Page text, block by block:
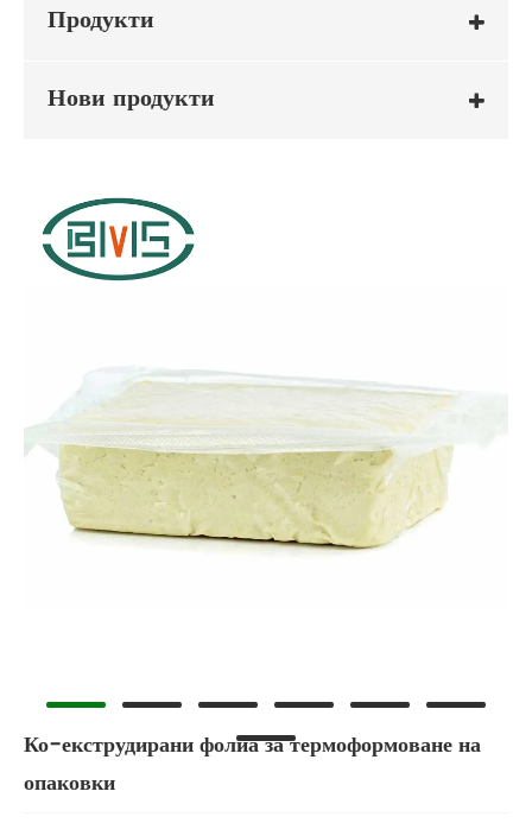
Продукти
Нови продукти
Ко-екструдирани фолиа за термоформоване на
опаковки